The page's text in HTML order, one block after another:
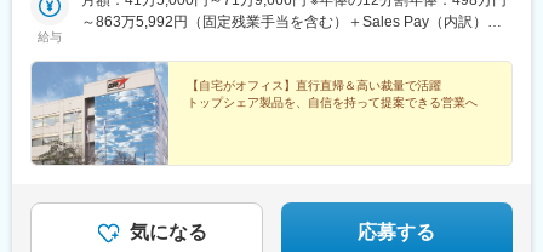
など、顧客の要請に応じて同席するケースはありますが頻度は少
▽入社後のイメージ
ご経験にもよりますが、基本的には座学研修を1週間実施したあ
と、営業同行やオペの見学を行いながら半年～1年ほどかけて教育
していきます。
製品特性上、緊急の呼び出しが基本的に発生せず、手術の立ち会
い頻度も少ないため、安定的に働くことができます。年間休日も
県、長崎県、宮崎県、鹿児島県、沖縄県(5)岡山エリア鳥取県、島
です。◎社用車での訪問が可能です◎訪問のない日は在宅勤務と
なります◎研修、社内の打ち合わせ、イベント等で出社が発生す
る可能性がございます◎転勤は基本ありません本社：東京都港区
港南1-8-15 Wビル14F受動喫煙対策：敷地内全面禁煙
給与
～863万5,992円（固定残業手当を含む）＋Sales Pay（内訳）年
3,000円（12時間分）※超過した時間外労働の残業手当は追加支給
◎Sales Pay：年額（基本給）の10％支給あり
【自宅がオフィス】直行直帰＆高い裁量で活躍
トップシェア製品を、自信を持って提案できる営業へ
気になる 応募する